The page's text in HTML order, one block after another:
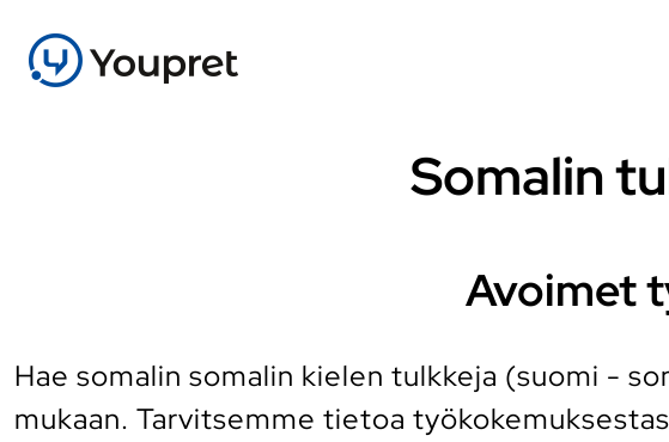
Somalin
Avoimet
Hae somalin somalin kielen tulkkeja (suomi -
mukaan. Tarvitsemme tietoa